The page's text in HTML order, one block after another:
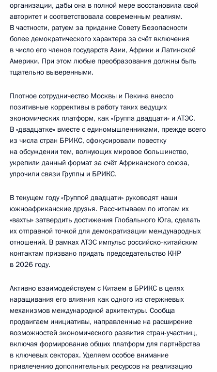
организации, дабы она в полной мере восстановила свой
авторитет и соответствовала современным реалиям.
В частности, ратуем за придание Совету Безопасности
более демократического характера за счёт включения
в число его членов государств Азии, Африки и Латинской
Америки. При этом любые преобразования должны быть
тщательно выверенными.
Плотное сотрудничество Москвы и Пекина внесло
позитивные коррективы в работу таких ведущих
экономических платформ, как «Группа двадцати» и АТЭС.
В «двадцатке» вместе с единомышленниками, прежде всего
из числа стран БРИКС, сфокусировали повестку
на обсуждении тем, волнующих мировое большинство,
укрепили данный формат за счёт Африканского союза,
упрочили связи Группы и БРИКС.
В текущем году «Группой двадцати» руководят наши
южноафриканские друзья. Рассчитываем по итогам их
«вахты» затвердить достижения Глобального Юга, сделать
их отправной точкой для демократизации международных
отношений. В рамках АТЭС импульс российско-китайским
контактам призвано придать председательство КНР
в 2026 году.
Активно взаимодействуем с Китаем в БРИКС в целях
наращивания его влияния как одного из стержневых
механизмов международной архитектуры. Сообща
продвигаем инициативы, направленные на расширение
возможностей экономического развития стран-участниц,
включая формирование общих платформ для партнёрства
в ключевых секторах. Уделяем особое внимание
привлечению дополнительных ресурсов на реализацию